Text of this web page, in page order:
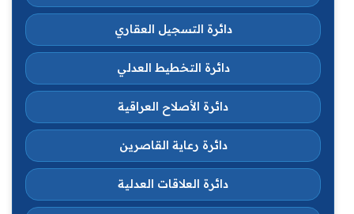
دائرة التسجيل العقاري
دائرة التخطيط العدلي
دائرة الأصلاح العراقية
دائرة رعاية القاصرين
دائرة العلاقات العدلية